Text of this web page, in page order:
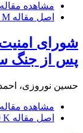
مشاهده مقاله
اصل مقاله M
شورای
پس از جنگ
حسین نوروزی،
مشاهده مقاله
اصل مقاله K